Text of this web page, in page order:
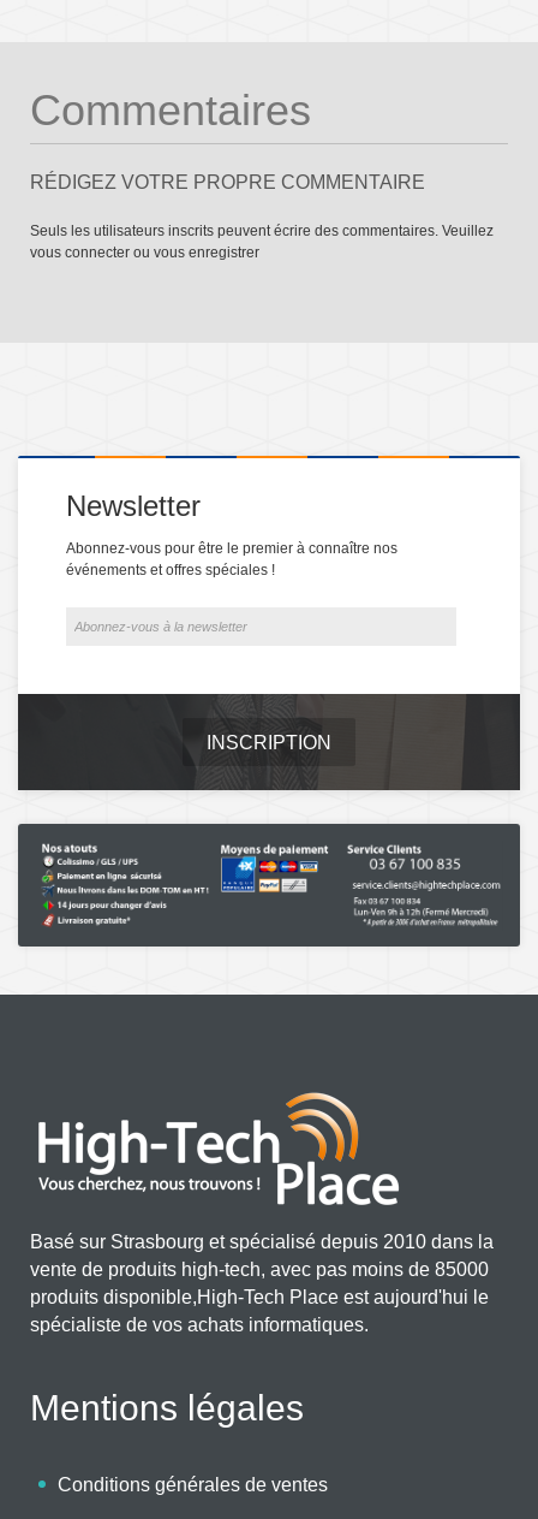
Commentaires
RÉDIGEZ VOTRE PROPRE COMMENTAIRE
Seuls les utilisateurs inscrits peuvent écrire des commentaires. Veuillez
vous connecter ou vous enregistrer
Newsletter
Abonnez-vous pour être le premier à connaître nos
événements et offres spéciales !
INSCRIPTION
Basé sur Strasbourg et spécialisé depuis 2010 dans la
vente de produits high-tech, avec pas moins de 85000
produits disponible,High-Tech Place est aujourd'hui le
spécialiste de vos achats informatiques.
Mentions légales
Conditions générales de ventes